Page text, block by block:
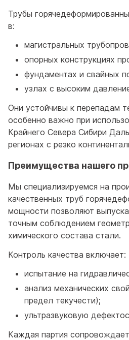
Трубы
в:
магистральных
опорных конструкциях
фундаментах и свайных
узлах с высоким
Они устойчивы к перепадам
особенно важно при
Крайнего Севера Сибири
регионах с резко
Преимущества нашего
Мы специализируемся на
качественных труб
мощности позволяют
точным соблюдением
химического состава стали.
Контроль качества включает:
испытание на
анализ механических
предел текучести);
ультразвуковую
Каждая партия